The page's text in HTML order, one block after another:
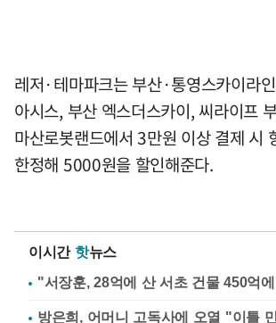
레저·테마파크는 부산·통영스카이라
아시스, 부산 엑스더스카이, 씨라이프
마산로봇랜드에서 3만원 이상 결제 시
한정해 5000원을 할인해준다.
이시간 핫뉴스
"서장훈, 28억에 산 서초 건물 450억
방은희, 어머니 고독사에 오열 "이틀